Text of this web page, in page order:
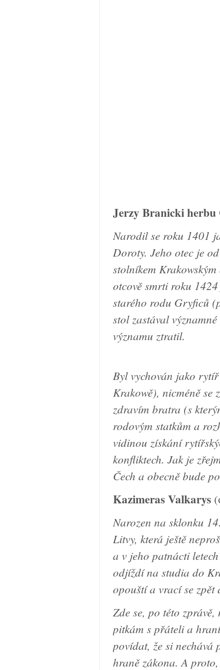
Jerzy Branicki
Narodil se roku 1401
Doroty. Jeho otec je
stolníkem
otcově smrti roku
starého rodu Gryficů
stol zastával
významu ztratil.
Byl vychován jako
Krakowě), nicméně
zdravím bratra (s
rodovým statkům a
vidinou získání
konfliktech. Jak je
Čech a obecně bude
Kazimeras Valkarys
Narozen na sklonku
Litvy, která ještě
a v jeho patnácti
odjíždí na studia do
opouští a vrací se
Zde se, po této
pitkám s přáteli a
povídat, že si
hraně zákona. A